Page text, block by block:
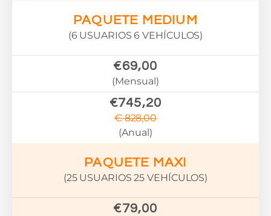
PAQUETE MEDIUM
(6 USUARIOS 6 VEHÍCULOS)
€69,00
(Mensual)
€745,20
€ 828,00
(Anual)
PAQUETE MAXI
(25 USUARIOS 25 VEHÍCULOS)
€79,00